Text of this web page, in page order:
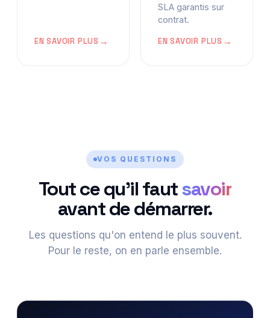
EN SAVOIR PLUS
SLA garantis sur
contrat.
EN SAVOIR PLUS
VOS QUESTIONS
Tout ce qu'il fautsavoir
avant de démarrer.
Les questions qu'on entend le plus souvent.
Pour le reste, on en parle ensemble.